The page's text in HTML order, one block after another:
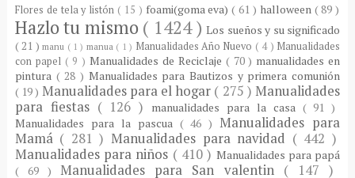
Flores de tela y listón ( 15 ) foami(goma eva)( 61 ) halloween ( 89 )
Hazlo tu mismo ( 1424 )Los sueños y su significado
( 21 )manu ( 1 ) manua ( 1 ) Manualidades Año Nuevo ( 4 ) Manualidades
con papel ( 9 )Manualidades de Reciclaje ( 70 ) manualidades en
pintura ( 28 ) Manualidades para Bautizos y primera comunión
( 19 ) Manualidades para el hogar ( 275 )Manualidades
para fiestas ( 126 ) manualidades para la casa ( 91 )
Manualidades para la pascua ( 46 )Manualidades para
Mamá ( 281 ) Manualidades para navidad ( 442 )
Manualidades para niños ( 410 ) Manualidades para papá
( 69 )Manualidades para San valentin ( 147 )